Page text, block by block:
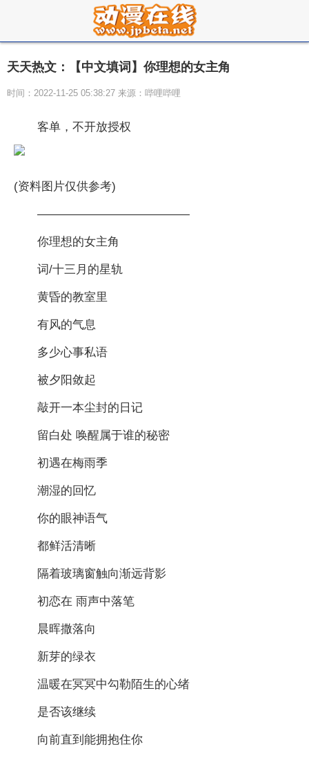
天天热文：【中文填词】你理想的女主角
时间：2022-11-25 05:38:27 来源：哔哩哔哩
客单，不开放授权
(资料图片仅供参考)
—————————————
你理想的女主角
词/十三月的星轨
黄昏的教室里
有风的气息
多少心事私语
被夕阳敛起
敲开一本尘封的日记
留白处 唤醒属于谁的秘密
初遇在梅雨季
潮湿的回忆
你的眼神语气
都鲜活清晰
隔着玻璃窗触向渐远背影
初恋在 雨声中落笔
晨晖撒落向
新芽的绿衣
温暖在冥冥中勾勒陌生的心绪
是否该继续
向前直到能拥抱住你